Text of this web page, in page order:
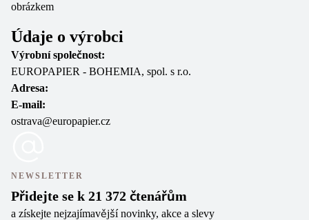
obrázkem
Údaje o výrobci
Výrobní společnost:
EUROPAPIER - BOHEMIA, spol. s r.o.
Adresa:
E-mail:
ostrava@europapier.cz
NEWSLETTER
Přidejte se k 21 372 čtenářům
a získejte nejzajímavější novinky, akce a slevy